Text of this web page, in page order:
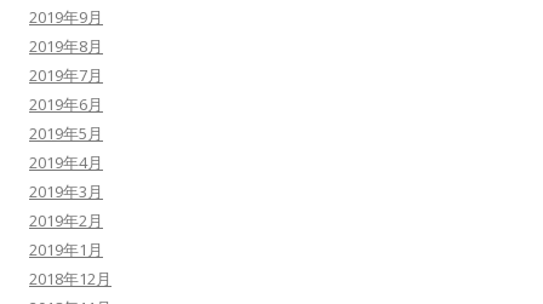
2019年9月
2019年8月
2019年7月
2019年6月
2019年5月
2019年4月
2019年3月
2019年2月
2019年1月
2018年12月